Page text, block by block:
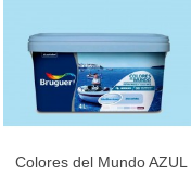
Colores del Mundo AZUL